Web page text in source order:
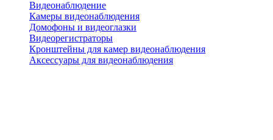
Видеонаблюдение
Камеры видеонаблюдения
Домофоны и видеоглазки
Видеорегистраторы
Кронштейны для камер видеонаблюдения
Аксессуары для видеонаблюдения